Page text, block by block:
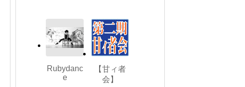
Rubydanc
e
【甘ィ者
会】